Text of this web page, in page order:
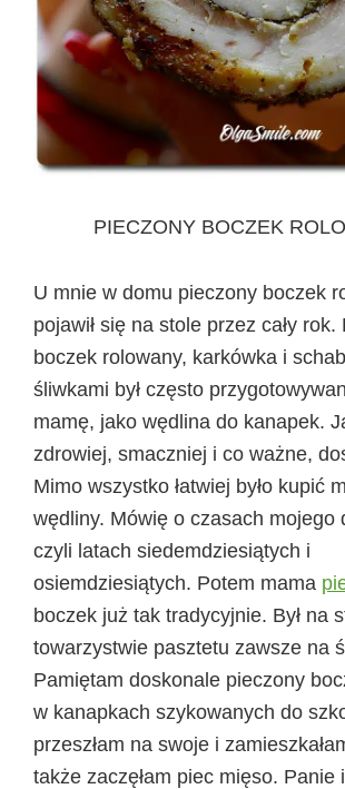
PIECZONY BOCZEK
U mnie w domu pieczony boczek
pojawił się na stole przez cały rok.
boczek rolowany, karkówka i
śliwkami był często
mamę, jako wędlina do kanapek.
zdrowiej, smaczniej i co ważne,
Mimo wszystko łatwiej było kupić
wędliny. Mówię o czasach mojego
czyli latach siedemdziesiątych i
osiemdziesiątych. Potem mama
boczek już tak tradycyjnie. Był na
towarzystwie pasztetu zawsze na
Pamiętam doskonale pieczony
w kanapkach szykowanych do
przeszłam na swoje i
także zaczęłam piec mięso. Panie